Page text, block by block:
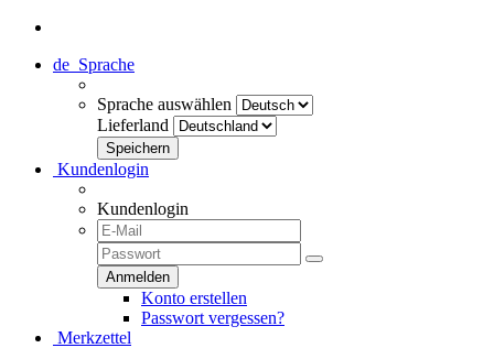
de Sprache
Sprache auswählen
Lieferland
Kundenlogin
Kundenlogin
Konto erstellen
Passwort vergessen?
Merkzettel